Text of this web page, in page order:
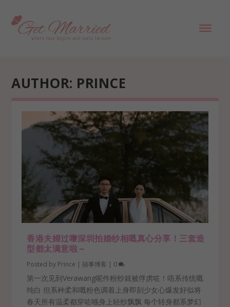
AUTHOR: PRINCE
香港夫婦过嚟深圳拍婚纱相嘅真心分享！三套造
型都太满意啦～
Posted by Prince | 囍事博客 | 0
第一次见到Verawang呢件粉纱就被俘虏咗！唔系传统嘅
纯白 但系种柔和嘅粉色调着上身即刻少女心爆发好似将
春天所有温柔都穿咗喺身上轻纱飘飘 每个转身都系梦幻